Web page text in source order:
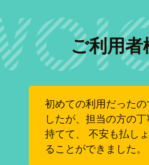
ご利用者
初めての利用だったの
したが、担当の方の
持てて、 不安も払し
ることができました。